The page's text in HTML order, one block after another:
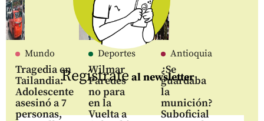
Mundo
Tragedia en
Tailandia:
Adolescente
asesinó a 7
personas,
Deportes
Wilmar
Paredes
no para
en la
Vuelta a
Antioquia
¿Se
guardaba
la
munición?
Suboficial
Regístrate al newsletter